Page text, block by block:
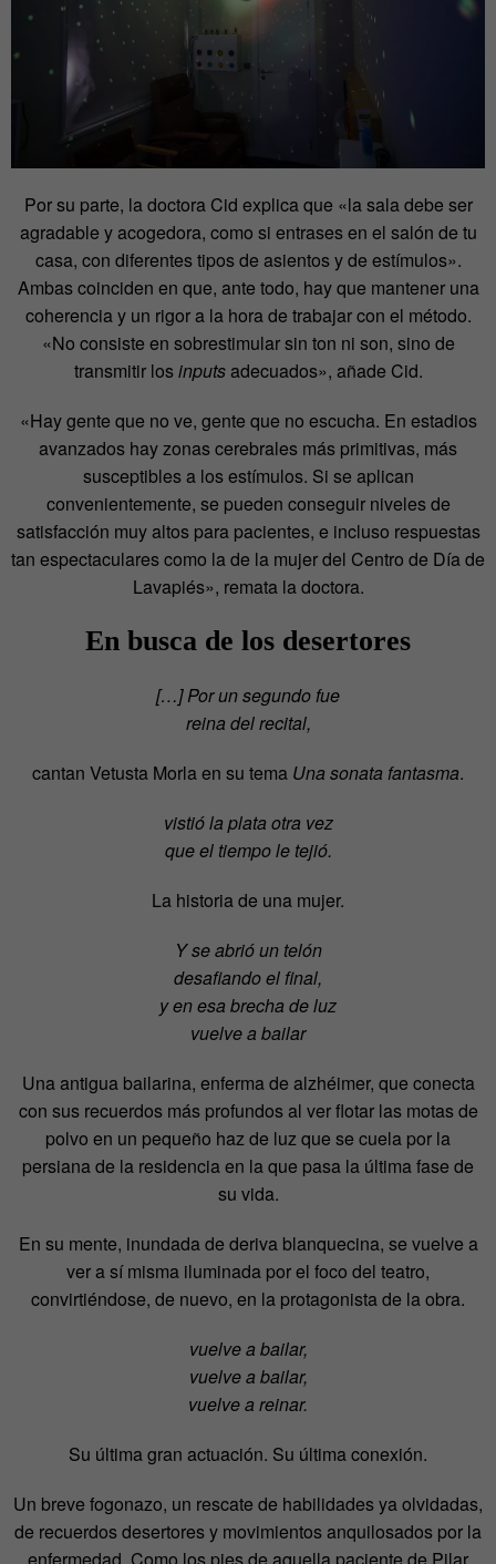
Por su parte, la doctora Cid explica que «la sala debe ser
agradable y acogedora, como si entrases en el salón de tu
casa, con diferentes tipos de asientos y de estímulos».
Ambas coinciden en que, ante todo, hay que mantener una
coherencia y un rigor a la hora de trabajar con el método.
«No consiste en sobrestimular sin ton ni son, sino de
transmitir losinputsadecuados», añade Cid.
«Hay gente que no ve, gente que no escucha. En estadios
avanzados hay zonas cerebrales más primitivas, más
susceptibles a los estímulos. Si se aplican
convenientemente, se pueden conseguir niveles de
satisfacción muy altos para pacientes, e incluso respuestas
tan espectaculares como la de la mujer del Centro de Día de
Lavapiés», remata la doctora.
En busca de los desertores
[…] Por un segundo fue
reina del recital,
cantan Vetusta Morla en su tema Una sonata fantasma.
vistió la plata otra vez
que el tiempo le tejió.
La historia de una mujer.
Y se abrió un telón
desafiando el final,
y en esa brecha de luz
vuelve a bailar
Una antigua bailarina, enferma de alzhéimer, que conecta
con sus recuerdos más profundos al ver flotar las motas de
polvo en un pequeño haz de luz que se cuela por la
persiana de la residencia en la que pasa la última fase de
su vida.
En su mente, inundada de deriva blanquecina, se vuelve a
ver a sí misma iluminada por el foco del teatro,
convirtiéndose, de nuevo, en la protagonista de la obra.
vuelve a bailar,
vuelve a bailar,
vuelve a reinar.
Su última gran actuación. Su última conexión.
Un breve fogonazo, un rescate de habilidades ya olvidadas,
de recuerdos desertores y movimientos anquilosados por la